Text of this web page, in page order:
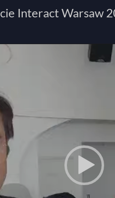
Interact Warsaw